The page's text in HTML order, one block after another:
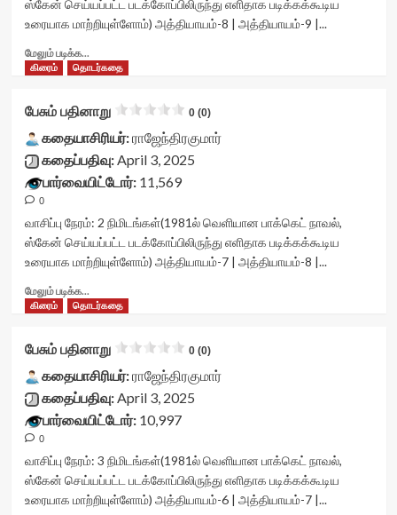
stars-
title
rater-
visitor-
votes-
rater-
e567a0d3672a4'
rating='0'
data-
rater-
starsize='16'
rater-
rater-
readonly='true'
data-
readonly-
attribute='true'
</div>
<span
class='yasr-
stars-
ஸ்கேன் செய்யப்பட்ட படக்கோப்பிலிருந்து எளிதாக படிக்கக்கூடிய
உரையாக மாற்றியுள்ளோம்) அத்தியாயம்-8 | அத்தியாயம்-9 |...
மேலும் படிக்க...
more
பதினாறு<div
class="yasr-
vv-
stars-
title-
<div
class='yasr-
stars-
title
rater-
visitor-
votes-
rater-
56aab4a7677ed'
rating='0'
data-
rater-
starsize='16'
கிரைம் தொடர்கதை
பேசும் பதினாறு 0 (0)
கதையாசிரியர்:ராஜேந்திரகுமார்
கதைப்பதிவு:April 3, 2025
பார்வையிட்டோர்:11,569
0
வாசிப்பு நேரம்: 2 நிமிடங்கள்(1981ல் வெளியான பாக்கெட் நாவல்,
ஸ்கேன் செய்யப்பட்ட படக்கோப்பிலிருந்து எளிதாக படிக்கக்கூடிய
உரையாக மாற்றியுள்ளோம்) அத்தியாயம்-7 | அத்தியாயம்-8 |...
மேலும் படிக்க...
more
பதினாறு<div
class="yasr-
vv-
stars-
title-
<div
class='yasr-
stars-
title
கிரைம் தொடர்கதை
பேசும் பதினாறு 0 (0)
கதையாசிரியர்:ராஜேந்திரகுமார்
கதைப்பதிவு:April 3, 2025
பார்வையிட்டோர்:10,997
0
வாசிப்பு நேரம்: 3 நிமிடங்கள்(1981ல் வெளியான பாக்கெட் நாவல்,
ஸ்கேன் செய்யப்பட்ட படக்கோப்பிலிருந்து எளிதாக படிக்கக்கூடிய
உரையாக மாற்றியுள்ளோம்) அத்தியாயம்-6 | அத்தியாயம்-7 |...